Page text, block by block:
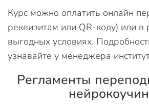
Курс можно оплатить онлайн
реквизитам или QR-коду) или в
выгодных условиях.
узнавайте у менеджера
Регламенты